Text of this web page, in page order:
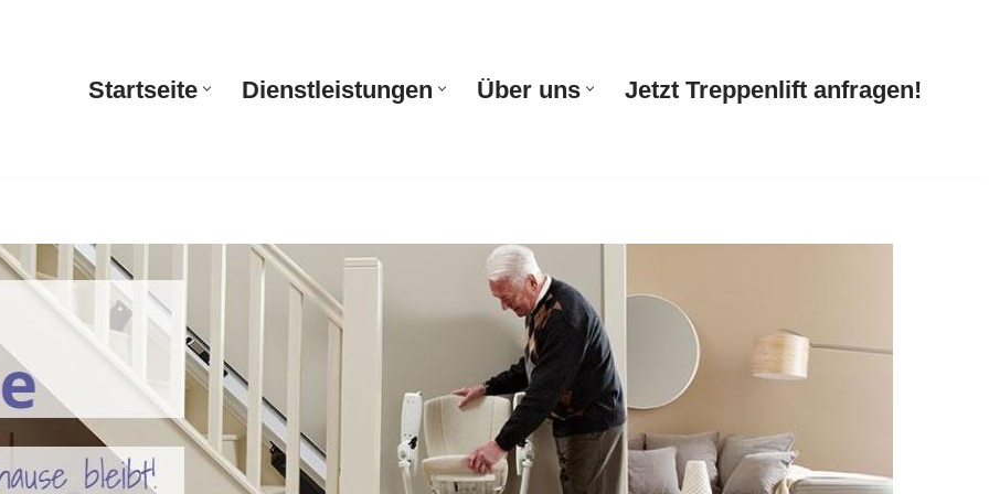
Startseite Dienstleistungen Über uns Jetzt Treppenlift anfragen!